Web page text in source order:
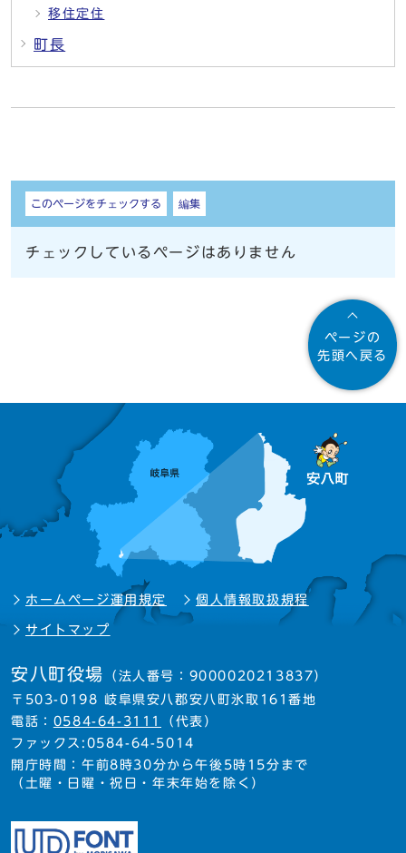
移住定住
町長
しおり
このページをチェックする 編集
チェックしているページはありません
ページの
先頭へ戻る
ホームページ運用規定 個人情報取扱規程
サイトマップ
安八町役場 （法人番号：9000020213837）
〒503-0198 岐阜県安八郡安八町氷取161番地
電話： 0584-64-3111
（代表）
ファックス:0584-64-5014
開庁時間：午前8時30分から午後5時15分まで
（土曜・日曜・祝日・年末年始を除く）